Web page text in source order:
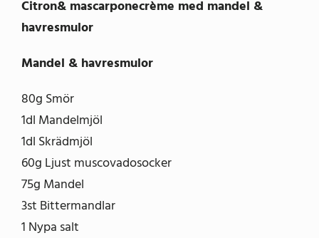
Citron& mascarponecrème med mandel &
havresmulor
Mandel & havresmulor
80g Smör
1dl Mandelmjöl
1dl Skrädmjöl
60g Ljust muscovadosocker
75g Mandel
3st Bittermandlar
1 Nypa salt